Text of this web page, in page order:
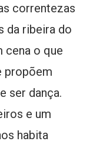
correntezas
da ribeira do
cena o que
propõem
ser dança.
e um
habita